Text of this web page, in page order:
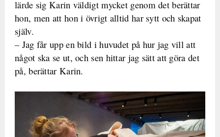
lärde sig Karin väldigt mycket genom det berättar
hon, men att hon i övrigt alltid har sytt och skapat
själv.
– Jag får upp en bild i huvudet på hur jag vill att
något ska se ut, och sen hittar jag sätt att göra det
på, berättar Karin.